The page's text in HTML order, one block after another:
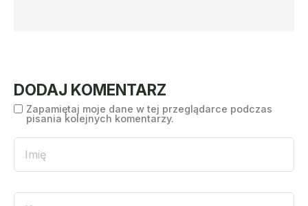
DODAJ KOMENTARZ
Zapamiętaj moje dane w tej przeglądarce podczas
pisania kolejnych komentarzy.